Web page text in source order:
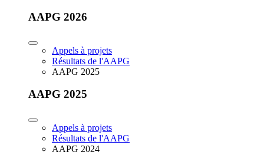
AAPG 2026
Appels à projets
Résultats de l'AAPG
AAPG 2025
AAPG 2025
Appels à projets
Résultats de l'AAPG
AAPG 2024